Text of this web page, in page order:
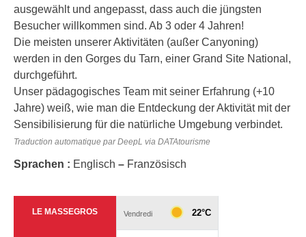
ausgewählt und angepasst, dass auch die jüngsten
Besucher willkommen sind. Ab 3 oder 4 Jahren!
Die meisten unserer Aktivitäten (außer Canyoning)
werden in den Gorges du Tarn, einer Grand Site National,
durchgeführt.
Unser pädagogisches Team mit seiner Erfahrung (+10
Jahre) weiß, wie man die Entdeckung der Aktivität mit der
Sensibilisierung für die natürliche Umgebung verbindet.
Traduction automatique par DeepL via DATAtourisme
Sprachen : Englisch – Französisch